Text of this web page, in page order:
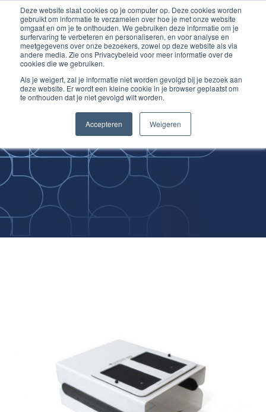
Deze website slaat cookies op je computer op. Deze cookies worden
gebruikt om informatie te verzamelen over hoe je met onze website
omgaat en om je te onthouden. We gebruiken deze informatie om je
surfervaring te verbeteren en personaliseren, en voor analyse en
meetgegevens over onze bezoekers, zowel op deze website als via
andere media. Zie ons Privacybeleid voor meer informatie over de
cookies die we gebruiken.
Als je weigert, zal je informatie niet worden gevolgd bij je bezoek aan
deze website. Er wordt een kleine cookie in je browser geplaatst om
te onthouden dat je niet gevolgd wilt worden.
Accepteren Weigeren
Inloggen account
Ga
naar
de
inhoud
Improving
Medical Skills